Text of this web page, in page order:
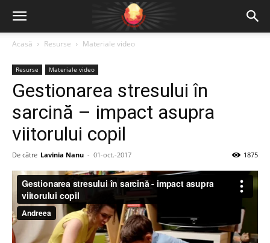
Acasă Resurse Materiale video
Resurse Materiale video
Gestionarea stresului în
sarcină – impact asupra
viitorului copil
De către Lavinia Nanu - 01-oct.-2017 1875